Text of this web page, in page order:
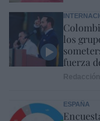
los
fuerza
ESPAÑA